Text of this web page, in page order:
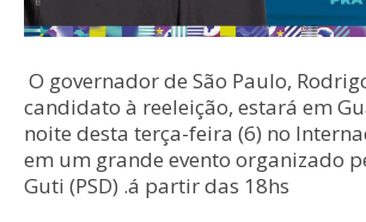
O governador de São Paulo,
candidato à reeleição, estará em
noite desta terça-feira (6) no
em um grande evento organizado
Guti (PSD) .á partir das 18hs